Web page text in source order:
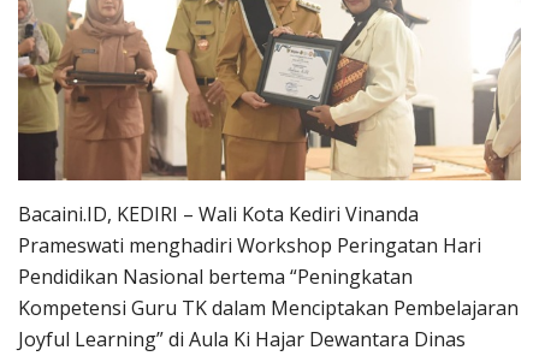
Bacaini.ID, KEDIRI – Wali Kota Kediri Vinanda
Prameswati menghadiri Workshop Peringatan Hari
Pendidikan Nasional bertema “Peningkatan
Kompetensi Guru TK dalam Menciptakan Pembelajaran
Joyful Learning” di Aula Ki Hajar Dewantara Dinas